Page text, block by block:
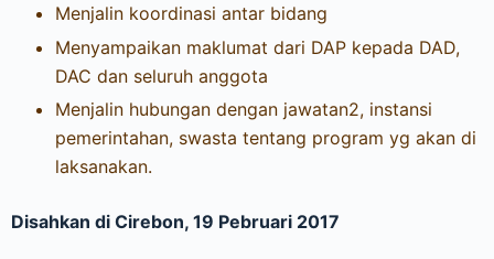
Menjalin koordinasi antar bidang
Menyampaikan maklumat dari DAP kepada DAD,
DAC dan seluruh anggota
Menjalin hubungan dengan jawatan2, instansi
pemerintahan, swasta tentang program yg akan di
laksanakan.
Disahkan di Cirebon, 19 Pebruari 2017